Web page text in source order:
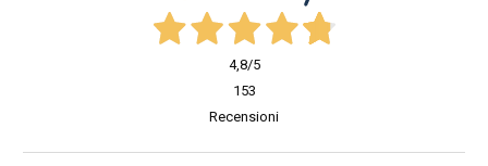
4,8/5
153
Recensioni